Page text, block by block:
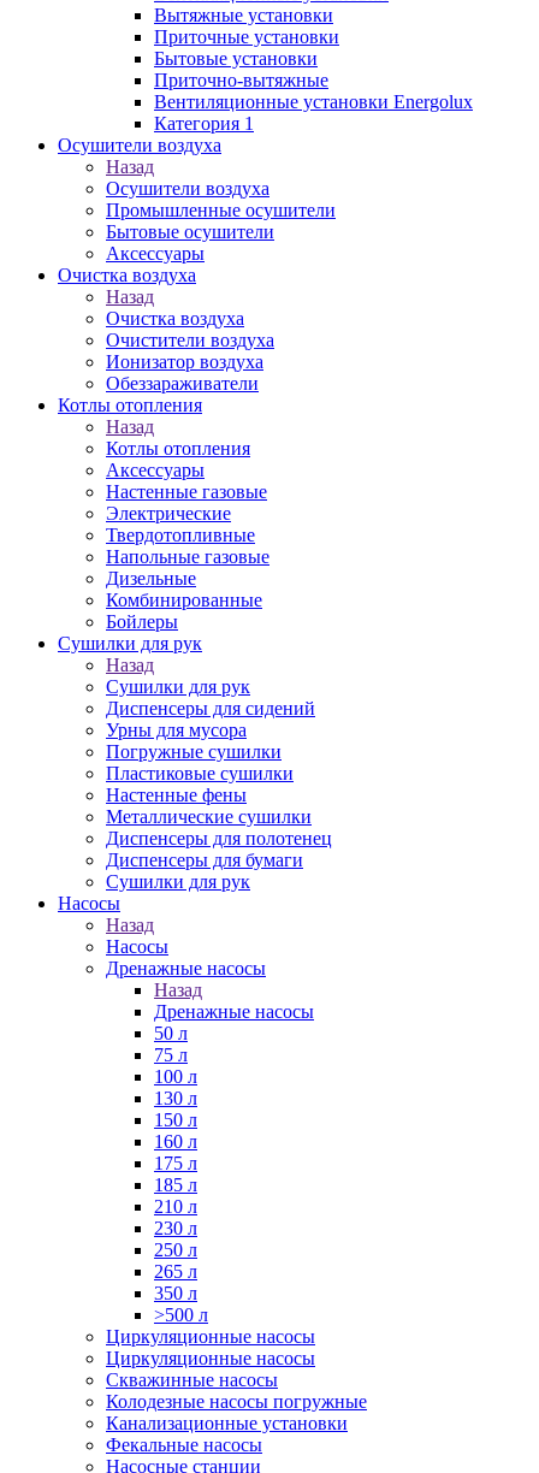
Вытяжные установки
Приточные установки
Бытовые установки
Приточно-вытяжные
Вентиляционные установки Energolux
Категория 1
Осушители воздуха
Назад
Осушители воздуха
Промышленные осушители
Бытовые осушители
Аксессуары
Очистка воздуха
Назад
Очистка воздуха
Очистители воздуха
Ионизатор воздуха
Обеззараживатели
Котлы отопления
Назад
Котлы отопления
Аксессуары
Настенные газовые
Электрические
Твердотопливные
Напольные газовые
Дизельные
Комбинированные
Бойлеры
Сушилки для рук
Назад
Сушилки для рук
Диспенсеры для сидений
Урны для мусора
Погружные сушилки
Пластиковые сушилки
Настенные фены
Металлические сушилки
Диспенсеры для полотенец
Диспенсеры для бумаги
Сушилки для рук
Насосы
Назад
Насосы
Дренажные насосы
Назад
Дренажные насосы
50 л
75 л
100 л
130 л
150 л
160 л
175 л
185 л
210 л
230 л
250 л
265 л
350 л
>500 л
Циркуляционные насосы
Циркуляционные насосы
Скважинные насосы
Колодезные насосы погружные
Канализационные установки
Фекальные насосы
Насосные станции